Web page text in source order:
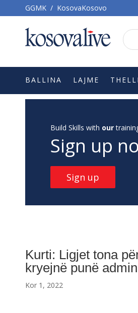
GGMK / KosovaKosovo
BALLINA LAJME
Build Skills with our
Sign up
Sign up
Kurti: Ligjet tona
kryejnë punë
Kor 1, 2022